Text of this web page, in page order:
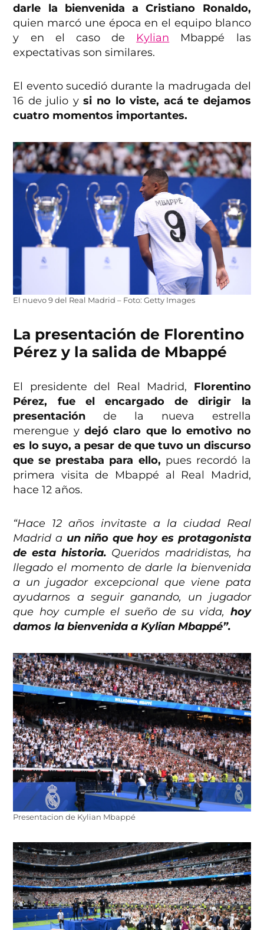
darle la bienvenida a Cristiano Ronaldo,
quien marcó une época en el equipo blanco
y en el caso de Kylian Mbappé las
expectativas son similares.
El evento sucedió durante la madrugada del
16 de julio ysi no lo viste, acá te dejamos
cuatro momentos importantes.
El nuevo 9 del Real Madrid – Foto: Getty Images
La presentación de Florentino
Pérez y la salida de Mbappé
El presidente del Real Madrid, Florentino
Pérez, fue el encargado de dirigir la
presentación de la nueva estrella
merengue ydejó claro que lo emotivo no
es lo suyo, a pesar de que tuvo un discurso
que se prestaba para ello, pues recordó la
primera visita de Mbappé al Real Madrid,
hace 12 años.
“Hace 12 años invitaste a la ciudad Real
Madrid a un niño que hoy es protagonista
de esta historia. Queridos madridistas, ha
llegado el momento de darle la bienvenida
a un jugador excepcional que viene pata
ayudarnos a seguir ganando, un jugador
que hoy cumple el sueño de su vida, hoy
damos la bienvenida a Kylian Mbappé”.
Presentacion de Kylian Mbappé